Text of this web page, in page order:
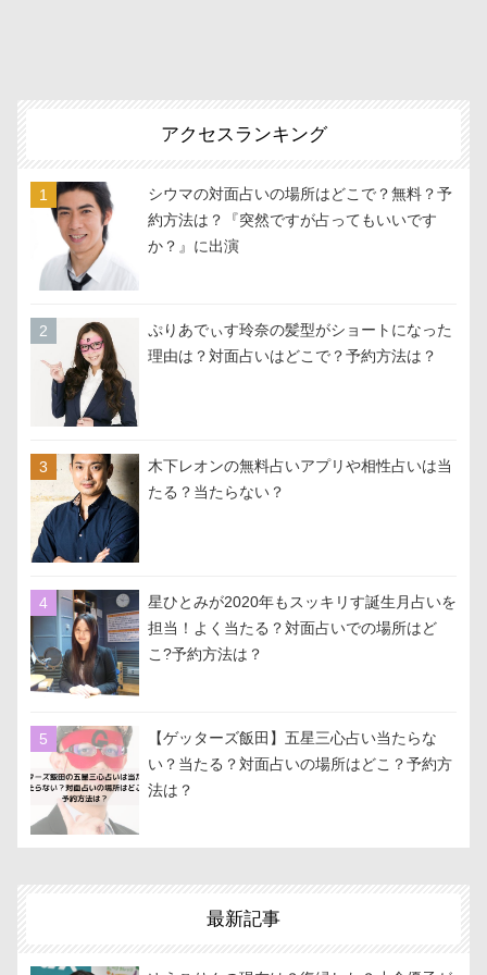
アクセスランキング
シウマの対面占いの場所はどこで？無料？予
約方法は？『突然ですが占ってもいいです
か？』に出演
ぷりあでぃす玲奈の髪型がショートになった
理由は？対面占いはどこで？予約方法は？
木下レオンの無料占いアプリや相性占いは当
たる？当たらない？
星ひとみが2020年もスッキリす誕生月占いを
担当！よく当たる？対面占いでの場所はど
こ?予約方法は？
【ゲッターズ飯田】五星三心占い当たらな
い？当たる？対面占いの場所はどこ？予約方
法は？
最新記事